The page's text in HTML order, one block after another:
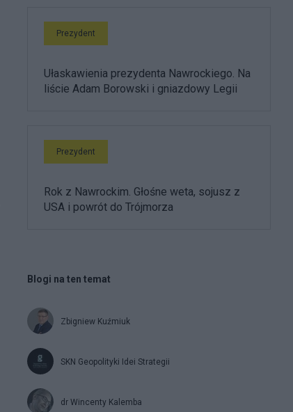
Prezydent
Ułaskawienia prezydenta Nawrockiego. Na
liście Adam Borowski i gniazdowy Legii
Prezydent
Rok z Nawrockim. Głośne weta, sojusz z
USA i powrót do Trójmorza
Blogi na ten temat
Zbigniew Kuźmiuk
SKN Geopolityki Idei Strategii
dr Wincenty Kalemba